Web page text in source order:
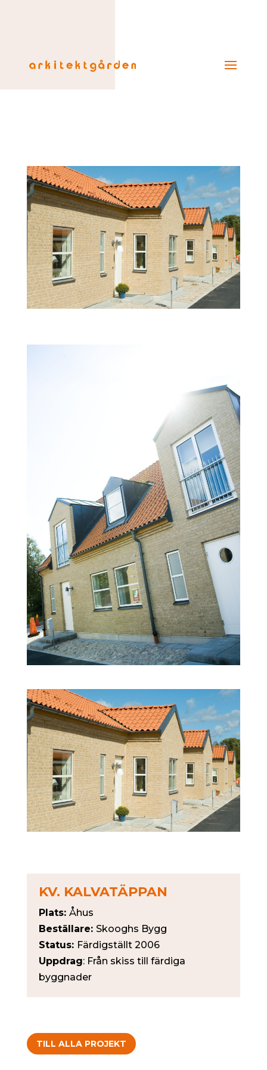
KV. KALVATÄPPAN
Plats: Åhus
Beställare: Skooghs Bygg
Status: Färdigställt 2006
Uppdrag: Från skiss till färdiga
byggnader
TILL ALLA PROJEKT